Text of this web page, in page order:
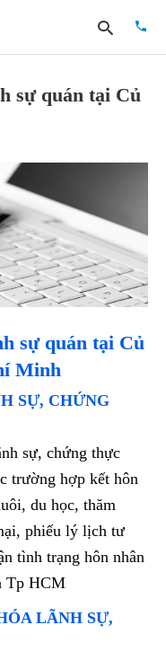
enter:
sự quán tại Củ
sự quán tại Củ
Minh
SỰ, CHỨNG
sự, chứng thực
trường hợp kết hôn
du học, thăm
phiếu lý lịch tư
tình trạng hôn nhân
Tp HCM
LÃNH SỰ,